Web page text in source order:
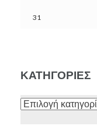
31
ΚΑΤΗΓΟΡΊΕΣ
Κατηγορίες